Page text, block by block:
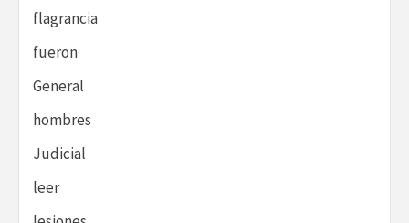
flagrancia
fueron
General
hombres
Judicial
leer